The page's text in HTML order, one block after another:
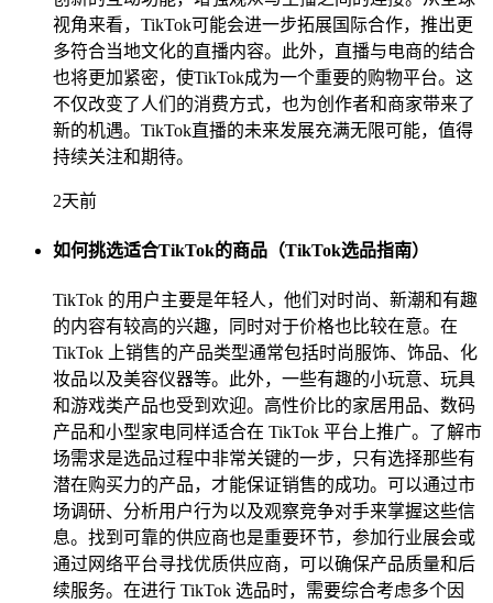
视角来看，TikTok可能会进一步拓展国际合作，推出更
多符合当地文化的直播内容。此外，直播与电商的结合
也将更加紧密，使TikTok成为一个重要的购物平台。这
不仅改变了人们的消费方式，也为创作者和商家带来了
新的机遇。TikTok直播的未来发展充满无限可能，值得
持续关注和期待。
2天前
如何挑选适合TikTok的商品（TikTok选品指南）
TikTok 的用户主要是年轻人，他们对时尚、新潮和有趣
的内容有较高的兴趣，同时对于价格也比较在意。在
TikTok 上销售的产品类型通常包括时尚服饰、饰品、化
妆品以及美容仪器等。此外，一些有趣的小玩意、玩具
和游戏类产品也受到欢迎。高性价比的家居用品、数码
产品和小型家电同样适合在 TikTok 平台上推广。了解市
场需求是选品过程中非常关键的一步，只有选择那些有
潜在购买力的产品，才能保证销售的成功。可以通过市
场调研、分析用户行为以及观察竞争对手来掌握这些信
息。找到可靠的供应商也是重要环节，参加行业展会或
通过网络平台寻找优质供应商，可以确保产品质量和后
续服务。在进行 TikTok 选品时，需要综合考虑多个因